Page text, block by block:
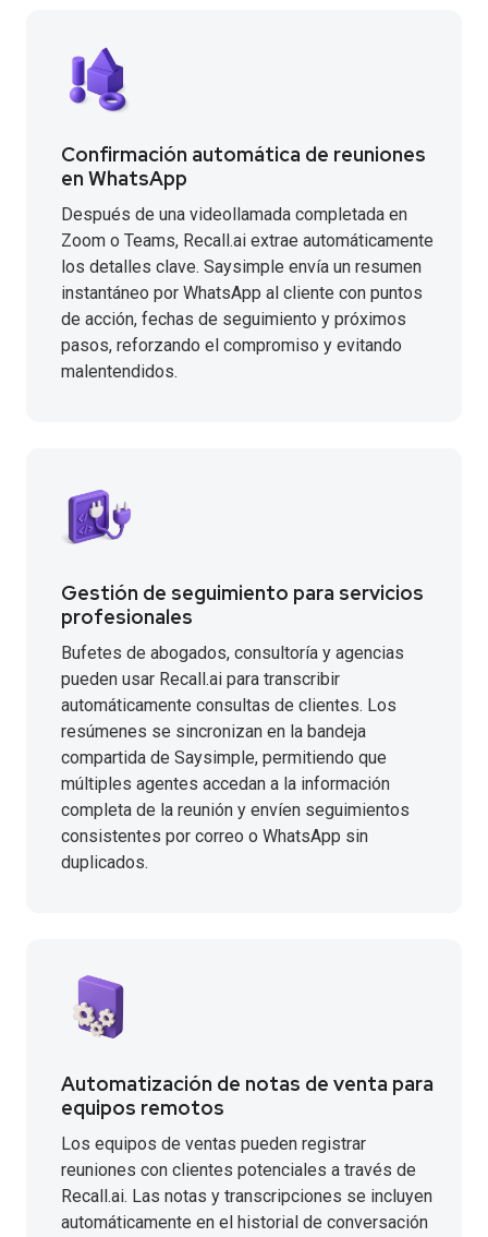
Confirmación automática de reuniones
en WhatsApp
Después de una videollamada completada en
Zoom o Teams, Recall.ai extrae automáticamente
los detalles clave. Saysimple envía un resumen
instantáneo por WhatsApp al cliente con puntos
de acción, fechas de seguimiento y próximos
pasos, reforzando el compromiso y evitando
malentendidos.
Gestión de seguimiento para servicios
profesionales
Bufetes de abogados, consultoría y agencias
pueden usar Recall.ai para transcribir
automáticamente consultas de clientes. Los
resúmenes se sincronizan en la bandeja
compartida de Saysimple, permitiendo que
múltiples agentes accedan a la información
completa de la reunión y envíen seguimientos
consistentes por correo o WhatsApp sin
duplicados.
Automatización de notas de venta para
equipos remotos
Los equipos de ventas pueden registrar
reuniones con clientes potenciales a través de
Recall.ai. Las notas y transcripciones se incluyen
automáticamente en el historial de conversación